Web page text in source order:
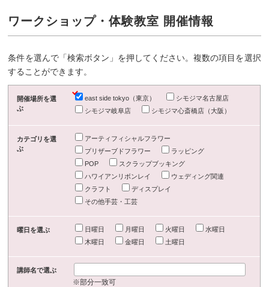
ワークショップ・体験教室 開催情報
条件を選んで「検索ボタン」を押してください。複数の項目を選択
することができます。
開催場所を選
ぶ
east side tokyo（東京）
シモジマ名古屋店
シモジマ岐阜店
シモジマ心斎橋店（大阪）
カテゴリを選
ぶ
アーティフィシャルフラワー
プリザーブドフラワー
ラッピング
POP
スクラップブッキング
ハワイアンリボンレイ
ウェディング関連
クラフト
ディスプレイ
その他手芸・工芸
曜日を選ぶ 日曜日 月曜日 火曜日
水曜日
木曜日
金曜日 土曜日
講師名で選ぶ
※部分一致可